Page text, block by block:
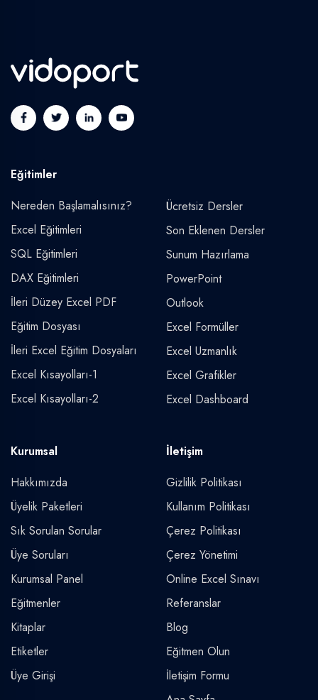
Eğitimler
Nereden Başlamalısınız?
Excel Eğitimleri
SQL Eğitimleri
DAX Eğitimleri
İleri Düzey Excel PDF
Eğitim Dosyası
İleri Excel Eğitim Dosyaları
Excel Kısayolları-1
Excel Kısayolları-2
Ücretsiz Dersler
Son Eklenen Dersler
Sunum Hazırlama
PowerPoint
Outlook
Excel Formüller
Excel Uzmanlık
Excel Grafikler
Excel Dashboard
Kurumsal
Hakkımızda
Üyelik Paketleri
Sık Sorulan Sorular
Üye Soruları
Kurumsal Panel
Eğitmenler
Kitaplar
Etiketler
Üye Girişi
İletişim
Gizlilik Politikası
Kullanım Politikası
Çerez Politikası
Çerez Yönetimi
Online Excel Sınavı
Referanslar
Blog
Eğitmen Olun
İletişim Formu